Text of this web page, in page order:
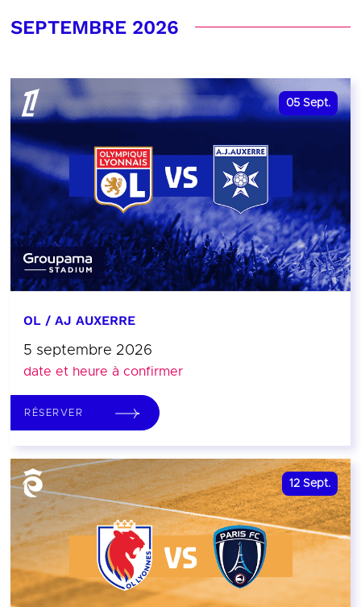
SEPTEMBRE 2026
05 Sept.
OL / AJ AUXERRE
5 septembre 2026
date et heure à confirmer
RÉSERVER
12 Sept.